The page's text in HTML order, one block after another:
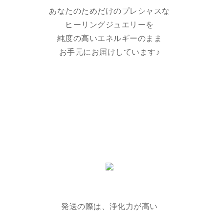
あなたのためだけのプレシャスな
ヒーリングジュエリーを
純度の高いエネルギーのまま
お手元にお届けしています♪
発送の際は、浄化力が高い